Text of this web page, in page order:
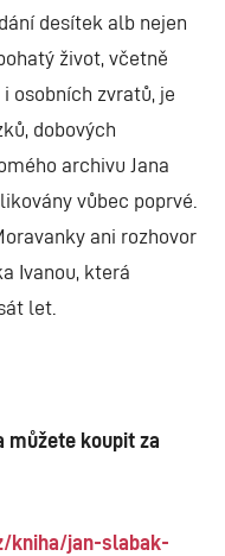
desítek alb nejen
život, včetně
osobních zvratů, je
dobových
archivu Jana
vůbec poprvé.
ani rozhovor
Ivanou, která
let.
můžete koupit za
kniha/jan-slabak-